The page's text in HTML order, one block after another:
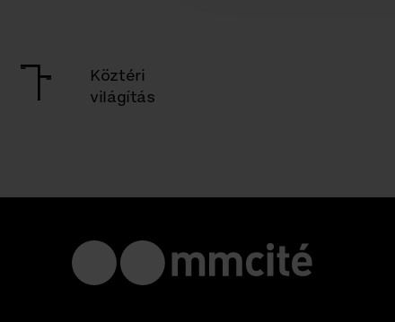
Köztéri
világítás